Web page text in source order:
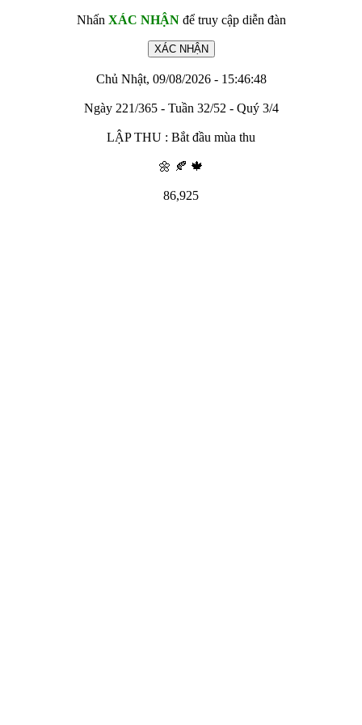
Nhấn XÁC NHẬNđể truy cập diễn đàn
Chủ Nhật, 09/08/2026 - 15:46:48
Ngày 221/365 - Tuần 32/52 - Quý 3/4
LẬP THU : Bắt đầu mùa thu
🌼 🍂 🍁
86,925